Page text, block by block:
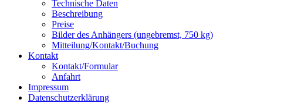
Technische Daten
Beschreibung
Preise
Bilder des Anhängers (ungebremst, 750 kg)
Mitteilung/Kontakt/Buchung
Kontakt
Kontakt/Formular
Anfahrt
Impressum
Datenschutzerklärung